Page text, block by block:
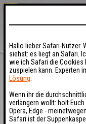
Hallo lieber Safari-Nutzer.
siehst: es liegt an Safari.
wie ich Safari die Cookies
zuspielen kann. Experten
Lösung
Wenn ihr die
verlängern wollt: holt
Opera, Edge -
Safari ist der